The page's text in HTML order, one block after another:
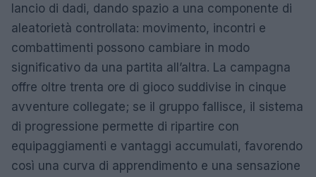
lancio di dadi, dando spazio a una componente di
aleatorietà controllata: movimento, incontri e
combattimenti possono cambiare in modo
significativo da una partita all’altra. La campagna
offre oltre trenta ore di gioco suddivise in cinque
avventure collegate; se il gruppo fallisce, il sistema
di progressione permette di ripartire con
equipaggiamenti e vantaggi accumulati, favorendo
così una curva di apprendimento e una sensazione